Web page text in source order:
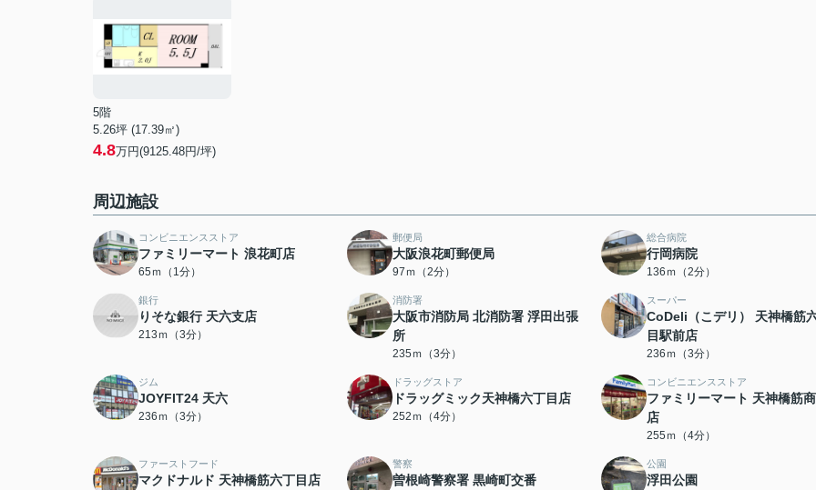
5階
5.26坪 (17.39㎡)
4.8万円(9125.48円/坪)
周辺施設
コンビニエンスストア
ファミリーマート 浪花町店
65ｍ（1分）
郵便局
大阪浪花町郵便局
97ｍ（2分）
総合病院
行岡病院
136ｍ（2分）
銀行
りそな銀行 天六支店
213ｍ（3分）
消防署
大阪市消防局 北消防署 浮田出張
所
235ｍ（3分）
スーパー
CoDeli（こデリ） 天神橋筋
目駅前店
236ｍ（3分）
ジム
JOYFIT24 天六
236ｍ（3分）
ドラッグストア
ドラッグミック天神橋六丁目店
252ｍ（4分）
コンビニエンスストア
ファミリーマート 天神橋筋
店
255ｍ（4分）
ファーストフード
マクドナルド 天神橋筋六丁目店
警察
曽根崎警察署 黒崎町交番
公園
浮田公園